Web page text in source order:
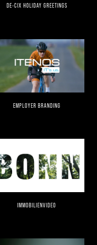
DE-CIX HOLIDAY GREETINGS
EMPLOYER BRANDING
IMMOBILIENVIDEO